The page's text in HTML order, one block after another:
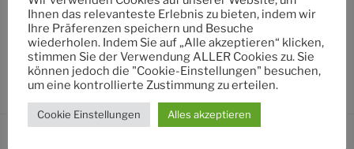
nach:
Ihnen das relevanteste Erlebnis zu bieten, indem wir
Ihre Präferenzen speichern und Besuche
wiederholen. Indem Sie auf „Alle akzeptieren“ klicken,
stimmen Sie der Verwendung ALLER Cookies zu. Sie
können jedoch die "Cookie-Einstellungen" besuchen,
um eine kontrollierte Zustimmung zu erteilen.
Cookie Einstellungen Alles akzeptieren